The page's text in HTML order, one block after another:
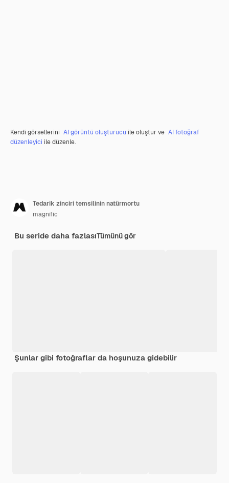
Kendi görsellerini AI görüntü oluşturucu ile oluştur ve AI fotoğraf
düzenleyici ile düzenle.
Tedarik zinciri temsilinin natürmortu
magnific
Bu seride daha fazlasıTümünü gör
Şunlar gibi fotoğraflar da hoşunuza gidebilir